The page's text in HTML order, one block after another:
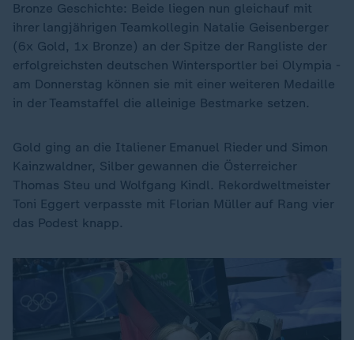
Bronze Geschichte: Beide liegen nun gleichauf mit
ihrer langjährigen Teamkollegin Natalie Geisenberger
(6x Gold, 1x Bronze) an der Spitze der Rangliste der
erfolgreichsten deutschen Wintersportler bei Olympia -
am Donnerstag können sie mit einer weiteren Medaille
in der Teamstaffel die alleinige Bestmarke setzen.
Gold ging an die Italiener Emanuel Rieder und Simon
Kainzwaldner, Silber gewannen die Österreicher
Thomas Steu und Wolfgang Kindl. Rekordweltmeister
Toni Eggert verpasste mit Florian Müller auf Rang vier
das Podest knapp.